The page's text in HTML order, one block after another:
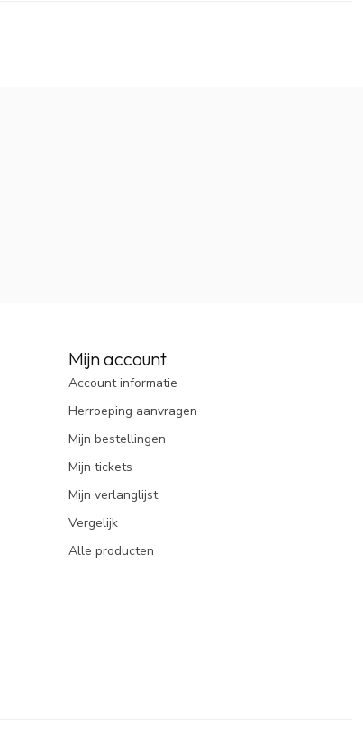
Mijn account
Account informatie
Herroeping aanvragen
Mijn bestellingen
Mijn tickets
Mijn verlanglijst
Vergelijk
Alle producten